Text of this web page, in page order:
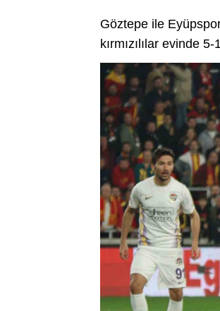
Göztepe ile
kırmızılılar evinde